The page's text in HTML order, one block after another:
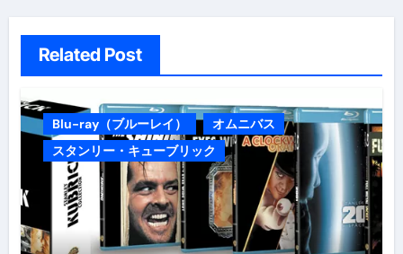
Related Post
Blu-ray（ブルーレイ）
オムニバス
スタンリー・キューブリック